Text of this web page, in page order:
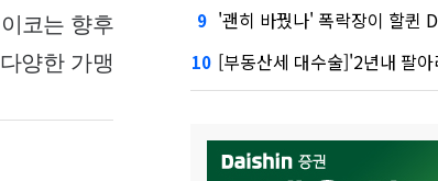
코는 향후
양한 가맹
9 '괜히 바꿨나' 폭락장이 할퀸 DC형 퇴직
10 [부동산세 대수술]'2년내 팔아라'…